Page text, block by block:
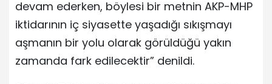
devam ederken, böylesi bir metnin AKP-MHP
iktidarının iç siyasette yaşadığı sıkışmayı
aşmanın bir yolu olarak görüldüğü yakın
zamanda fark edilecektir” denildi.